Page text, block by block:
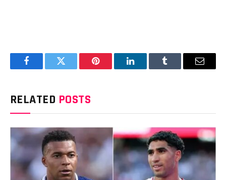
FacebookTwitter Pinterest LinkedInTumblr Email
RELATED POSTS